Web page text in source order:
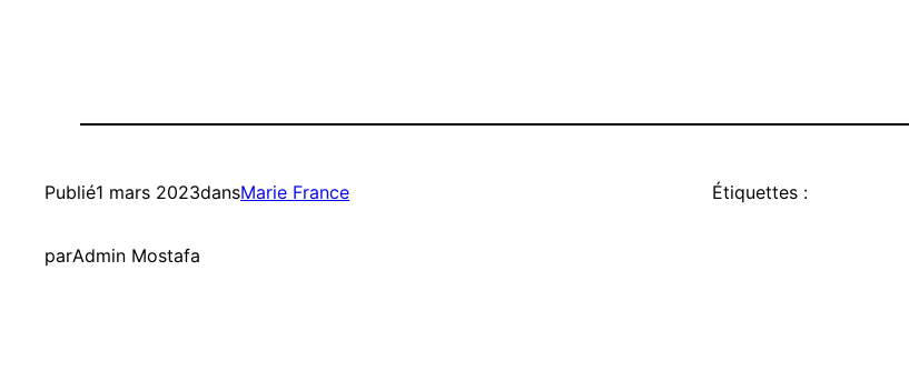
Publié1 mars 2023dansMarie France
parAdmin Mostafa
Étiquettes :